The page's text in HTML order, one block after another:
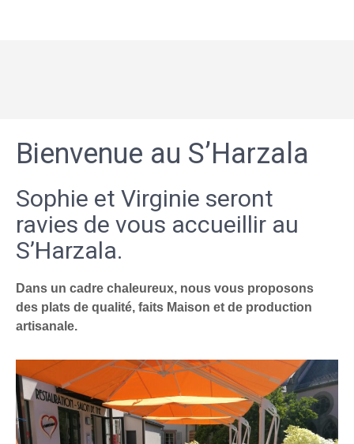
Bienvenue au S’Harzala
Sophie et Virginie seront
ravies de vous accueillir au
S’Harzala.
Dans un cadre chaleureux, nous vous proposons
des plats de qualité, faits Maison et de production
artisanale.